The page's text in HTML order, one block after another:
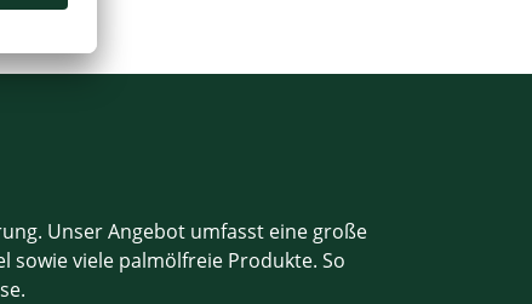
Unser Angebot umfasst eine große
sowie viele palmölfreie Produkte. So